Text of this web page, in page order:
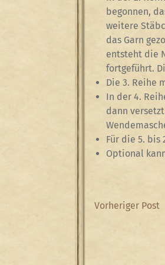
begonnen,
weitere
das Garn
entsteht die
fortgeführt.
Die 3. Reihe
In der 4.
dann
Für die 5. bis
Optional
Previous
Vorheriger Post